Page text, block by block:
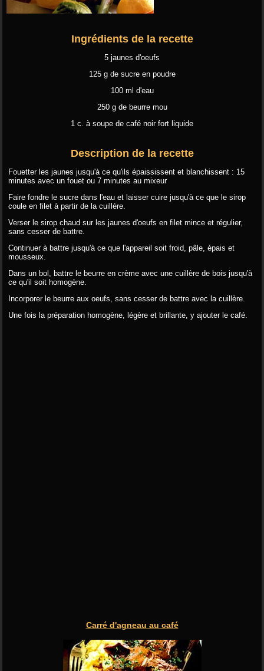
Ingrédients de la recette
5 jaunes d'oeufs
125 g de sucre en poudre
100 ml d'eau
250 g de beurre mou
1 c. à soupe de café noir fort liquide
Description de la recette
Fouetter les jaunes jusqu'à ce qu'ils épaississent et blanchissent : 15
minutes avec un fouet ou 7 minutes au mixeur
Faire fondre le sucre dans l'eau et laisser cuire jusqu'à ce que le sirop
coule en filet à partir de la cuillère.
Verser le sirop chaud sur les jaunes d'oeufs en filet mince et régulier,
sans cesser de battre.
Continuer à battre jusqu'à ce que l'appareil soit froid, pâle, épais et
mousseux.
Dans un bol, battre le beurre en crème avec une cuillère de bois jusqu'à
ce qu'il soit homogène.
Incorporer le beurre aux oeufs, sans cesser de battre avec la cuillère.
Une fois la préparation homogène, légère et brillante, y ajouter le café.
Carré d'agneau au café